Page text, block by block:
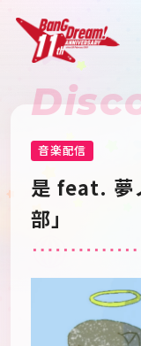
Home
音楽配信
是 feat. 夢
部」